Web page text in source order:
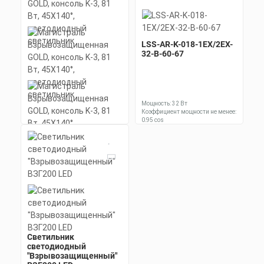
Магистраль
Взрывозащищенная
GOLD, консоль K-3, 81
Вт, 45X140°,
светодиодный
светильник
Мощность: 81 Вт
Коэффициент мощности не менее:
0,95 cos
LSS-AR-K-018-1EX/2EX-
32-B-60-67
Мощность: 32 Вт
Коэффициент мощности не менее:
0,95 cos
Светильник
светодиодный
"Взрывозащищенный"